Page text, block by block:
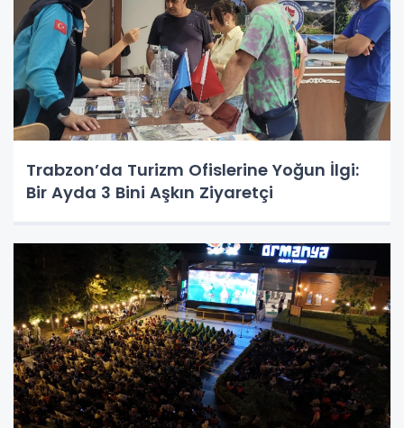
Trabzon’da Turizm Ofislerine Yoğun İlgi:
Bir Ayda 3 Bini Aşkın Ziyaretçi